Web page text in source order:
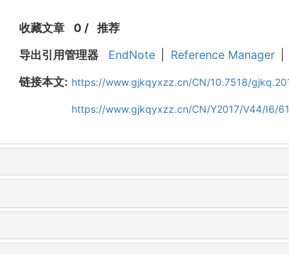
收藏文章 0/ 推荐
导出引用管理器
EndNote Reference Manager
链接本文: https://www.gjkqyxzz.cn/CN/10.7518/
https://www.gjkqyxzz.cn/CN/Y2017/V44/I6/